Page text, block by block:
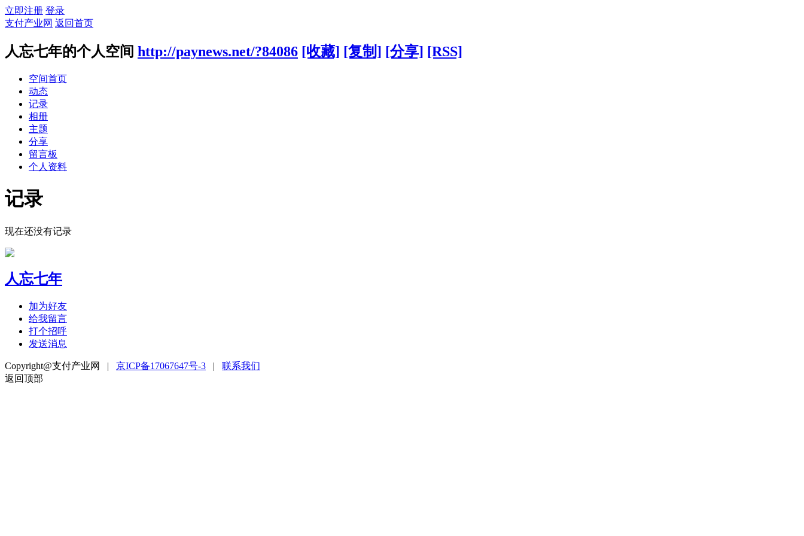
立即注册 登录
支付产业网 返回首页
人忘七年的个人空间 http://paynews.net/?84086 [收藏] [复制] [分享] [RSS]
空间首页
动态
记录
相册
主题
分享
留言板
个人资料
记录
现在还没有记录
人忘七年
加为好友
给我留言
打个招呼
发送消息
Copyright@支付产业网 | 京ICP备17067647号-3 | 联系我们
返回顶部